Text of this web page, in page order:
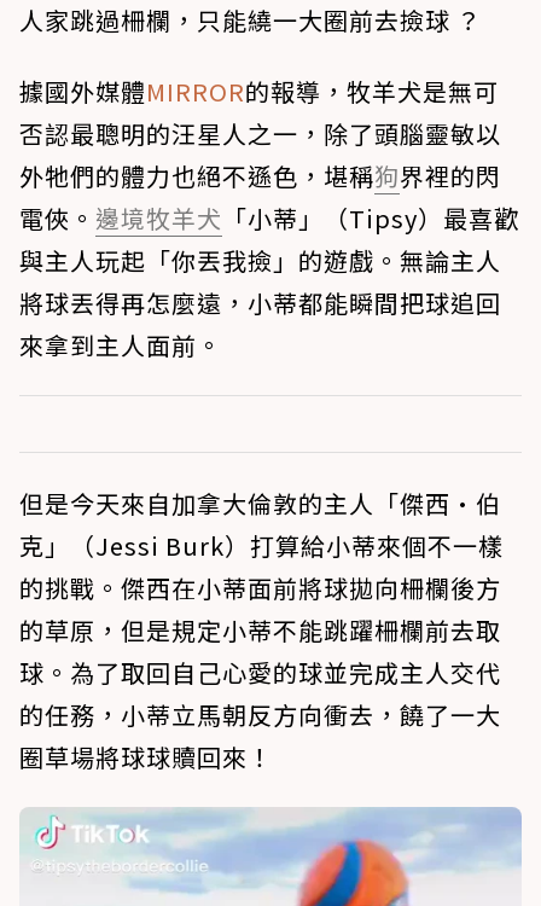
人家跳過柵欄，只能繞一大圈前去撿球 ？
據國外媒體MIRROR的報導，牧羊犬是無可
否認最聰明的汪星人之一，除了頭腦靈敏以
外牠們的體力也絕不遜色，堪稱狗界裡的閃
電俠。 邊境牧羊犬 「小蒂」（Tipsy）最喜歡
與主人玩起「你丟我撿」的遊戲。無論主人
將球丟得再怎麼遠，小蒂都能瞬間把球追回
來拿到主人面前。
但是今天來自加拿大倫敦的主人「傑西·伯
克」（Jessi Burk）打算給小蒂來個不一樣
的挑戰。傑西在小蒂面前將球拋向柵欄後方
的草原，但是規定小蒂不能跳躍柵欄前去取
球。為了取回自己心愛的球並完成主人交代
的任務，小蒂立馬朝反方向衝去，饒了一大
圈草場將球球贖回來！